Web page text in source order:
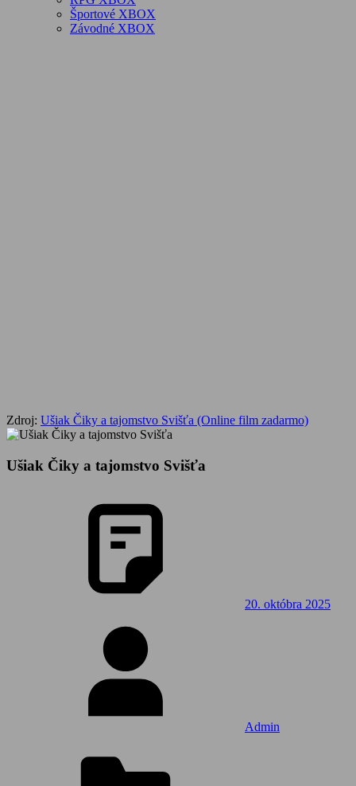
Športové XBOX
Závodné XBOX
Zdroj: Ušiak Čiky a tajomstvo Svišťa (Online film zadarmo)
Ušiak Čiky a tajomstvo Svišťa
20. októbra 2025
Admin